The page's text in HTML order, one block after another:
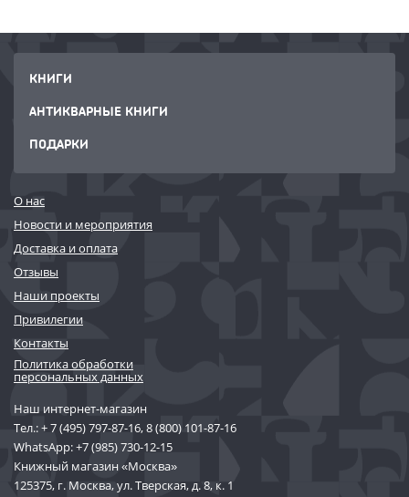
КНИГИ
АНТИКВАРНЫЕ КНИГИ
ПОДАРКИ
О нас
Новости и мероприятия
Доставка и оплата
Отзывы
Наши проекты
Привилегии
Контакты
Политика обработки
персональных данных
Наш интернет-магазин
Тел.:+ 7 (495) 797-87-16,8 (800) 101-87-16
WhatsApp:+7 (985) 730-12-15
Книжный магазин «Москва»
125375, г. Москва, ул. Тверская, д. 8, к. 1